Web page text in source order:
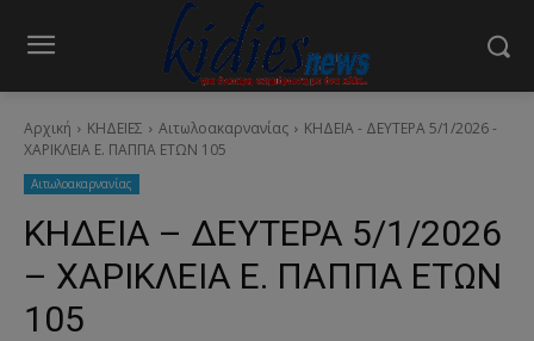
Αρχική ΚΗΔΕΙΕΣ Aιτωλοακαρνανίας
ΚΗΔΕΙΑ - ΔΕΥΤΕΡΑ 5/1/2026 -
XAΡIKΛEIA Ε. ΠΑΠΠΑ ΕΤΩΝ 105
Aιτωλοακαρνανίας
ΚΗΔΕΙΑ – ΔΕΥΤΕΡΑ 5/1/2026
– XAΡIKΛEIA Ε. ΠΑΠΠΑ ΕΤΩΝ
105